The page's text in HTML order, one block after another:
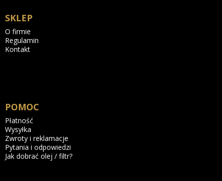
SKLEP
O firmie
Regulamin
Kontakt
POMOC
Płatność
Wysyłka
Zwroty i reklamacje
Pytania i odpowiedzi
Jak dobrać olej / filtr?